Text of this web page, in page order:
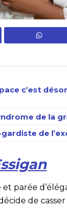
c’est
de la
de
parée
de